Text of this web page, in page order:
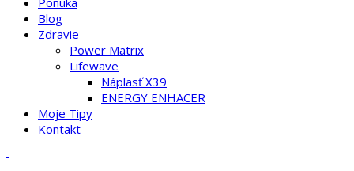
Blog
Zdravie
Power Matrix
Lifewave
Náplasť X39
ENERGY ENHACER
Moje Tipy
Kontakt